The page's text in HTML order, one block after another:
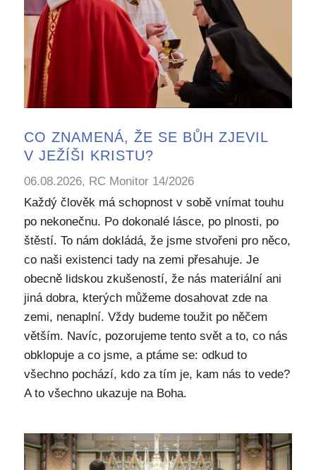
CO ZNAMENÁ, ŽE SE BŮH ZJEVIL
V JEŽÍŠI KRISTU?
06.08.2026, RC Monitor 14/2026
Každý člověk má schopnost v sobě vnímat touhu
po nekonečnu. Po dokonalé lásce, po plnosti, po
štěstí. To nám dokládá, že jsme stvořeni pro něco,
co naši existenci tady na zemi přesahuje. Je
obecně lidskou zkušeností, že nás materiální ani
jiná dobra, kterých můžeme dosahovat zde na
zemi, nenaplní. Vždy budeme toužit po něčem
větším. Navíc, pozorujeme tento svět a to, co nás
obklopuje a co jsme, a ptáme se: odkud to
všechno pochází, kdo za tím je, kam nás to vede?
A to všechno ukazuje na Boha.